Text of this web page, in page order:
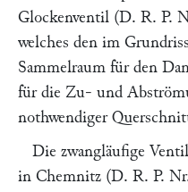
Glockenventil (D. R. P.
welches den im
Sammelraum für den
für die Zu- und
nothwendiger
Die zwangläufige
in Chemnitz (D. R. P.